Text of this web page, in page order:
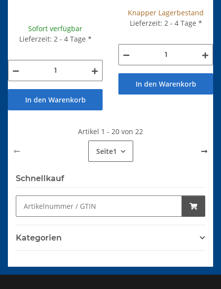
Sofort verfügbar
Lieferzeit: 2 - 4 Tage *
In den Warenkorb
Knapper Lagerbestand
Lieferzeit: 2 - 4 Tage *
In den Warenkorb
Artikel 1 - 20 von 22
Seite1
Schnellkauf
Kategorien